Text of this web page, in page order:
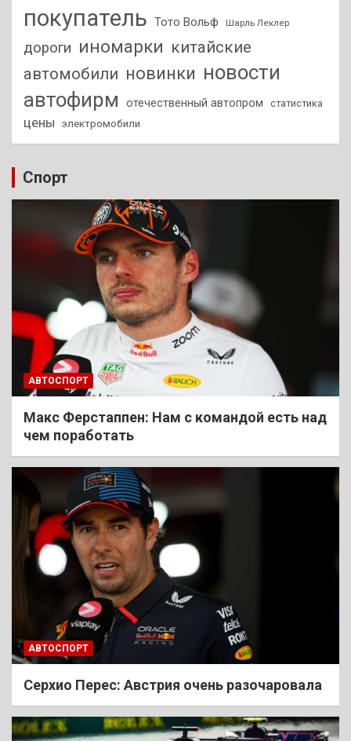
покупатель Тото Вольф Шарль Леклер
дороги иномарки китайские
автомобили новинки новости
автофирм
отечественный автопром статистика
цены электромобили
Спорт
АВТОСПОРТ
Макс Ферстаппен: Нам с командой есть над
чем поработать
АВТОСПОРТ
Cерхио Перес: Австрия очень разочаровала